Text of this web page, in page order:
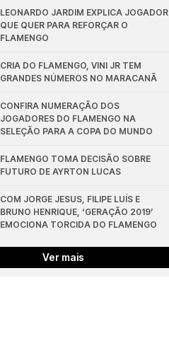
LEONARDO JARDIM EXPLICA JOGADOR
QUE QUER PARA REFORÇAR O
FLAMENGO
CRIA DO FLAMENGO, VINI JR TEM
GRANDES NÚMEROS NO MARACANÃ
CONFIRA NUMERAÇÃO DOS
JOGADORES DO FLAMENGO NA
SELEÇÃO PARA A COPA DO MUNDO
FLAMENGO TOMA DECISÃO SOBRE
FUTURO DE AYRTON LUCAS
COM JORGE JESUS, FILIPE LUÍS E
BRUNO HENRIQUE, ‘GERAÇÃO 2019’
EMOCIONA TORCIDA DO FLAMENGO
Ver mais